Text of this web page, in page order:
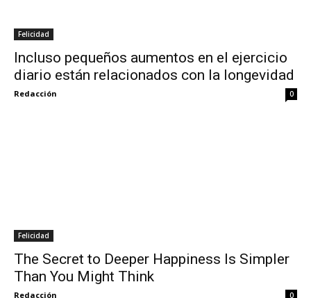
Felicidad
Incluso pequeños aumentos en el ejercicio
diario están relacionados con la longevidad
Redacción 0
Felicidad
The Secret to Deeper Happiness Is Simpler
Than You Might Think
Redacción 0